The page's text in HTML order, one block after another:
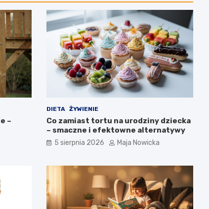
–
DIETA ŻYWIENIE
Co zamiast tortu na urodziny dziecka
– smaczne i efektowne alternatywy
5 sierpnia 2026 Maja Nowicka